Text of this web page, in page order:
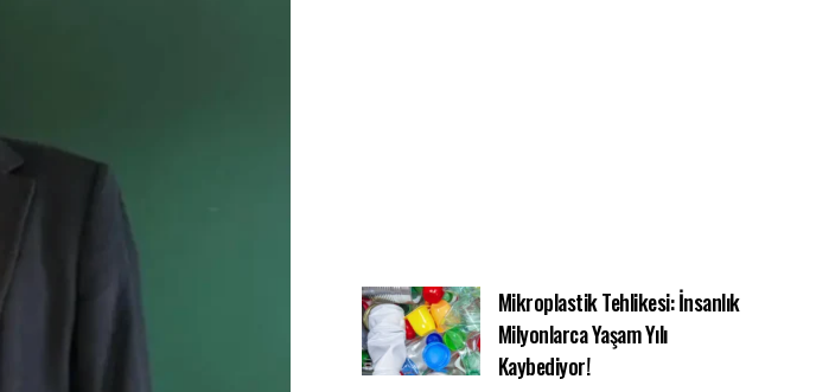
Mikroplastik Tehlikesi: İnsanlık
Milyonlarca Yaşam Yılı
Kaybediyor!